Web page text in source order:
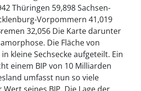
Thüringen 59,898 Sachsen-
Vorpommern 41,019
32,056 Die Karte darunter
Die Fläche von
kleine Sechsecke aufgeteilt. Ein
einem BIP von 10 Milliarden
umfasst nun so viele